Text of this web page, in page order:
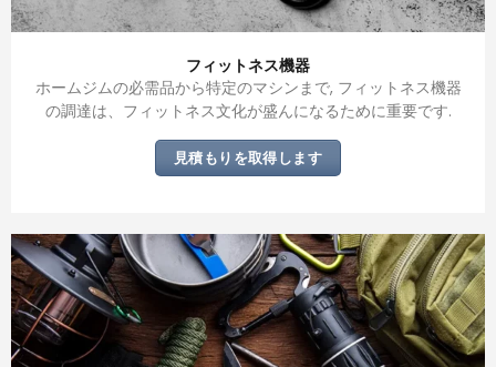
フィットネス機器
ホームジムの必需品から特定のマシンまで, フィットネス機器
の調達は、フィットネス文化が盛んになるために重要です.
見積もりを取得します